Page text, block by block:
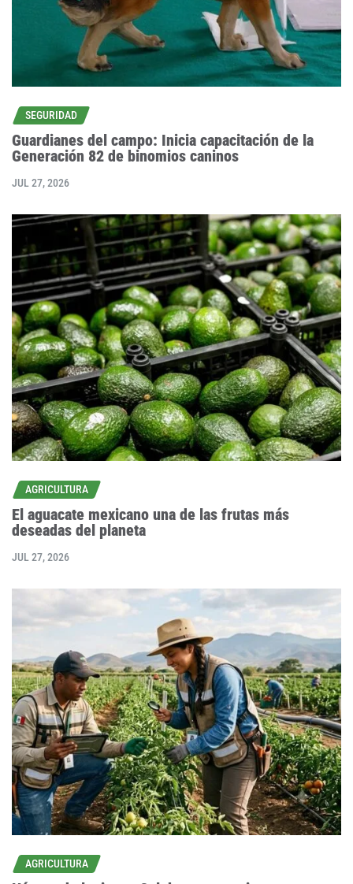
SEGURIDAD
Guardianes del campo: Inicia capacitación de la
Generación 82 de binomios caninos
JUL 27, 2026
AGRICULTURA
El aguacate mexicano una de las frutas más
deseadas del planeta
JUL 27, 2026
AGRICULTURA